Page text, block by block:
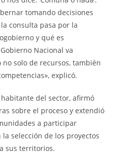
tomando decisiones
consulta pasa por la
y qué es
Nacional va
solo de recursos, también
explicó.
del sector, afirmó
sobre el proceso y extendió
a participar
selección de los proyectos
sus territorios.